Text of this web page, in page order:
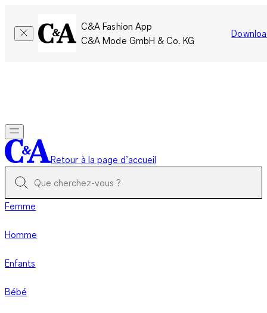
C&A Fashion App
C&A Mode GmbH & Co. KG
Retour à la page d’accueil
Femme
Homme
Enfants
Bébé